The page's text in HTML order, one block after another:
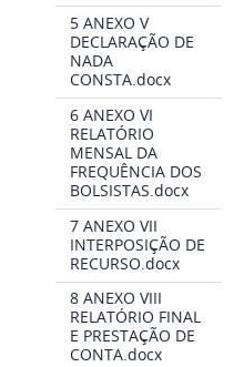
5 ANEXO V
DECLARAÇÃO DE
NADA
CONSTA.docx
6 ANEXO VI
RELATÓRIO
MENSAL DA
FREQUÊNCIA DOS
BOLSISTAS.docx
7 ANEXO VII
INTERPOSIÇÃO DE
RECURSO.docx
8 ANEXO VIII
RELATÓRIO FINAL
E PRESTAÇÃO DE
CONTA.docx